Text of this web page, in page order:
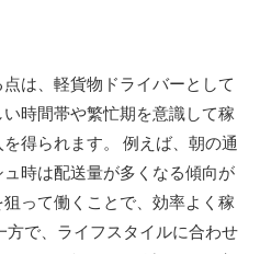
は、軽貨物ドライバーとして
時間帯や繁忙期を意識して稼
得られます。 例えば、朝の通
時は配送量が多くなる傾向が
って働くことで、効率よく稼
で、ライフスタイルに合わせ